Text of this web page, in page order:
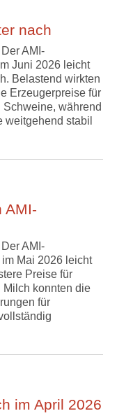
nach
AMI-
Juni 2026 leicht
Belastend wirkten
Erzeugerpreise für
während
weitgehend stabil
AMI-
AMI-
Mai 2026 leicht
Preise für
Milch konnten die
für
im April 2026